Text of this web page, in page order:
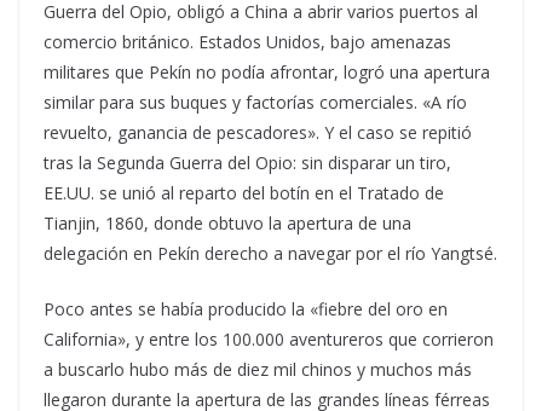
Guerra del Opio, obligó a China a abrir varios puertos al
comercio británico. Estados Unidos, bajo amenazas
militares que Pekín no podía afrontar, logró una apertura
similar para sus buques y factorías comerciales. «A río
revuelto, ganancia de pescadores». Y el caso se repitió
tras la Segunda Guerra del Opio: sin disparar un tiro,
EE.UU. se unió al reparto del botín en el Tratado de
Tianjin, 1860, donde obtuvo la apertura de una
delegación en Pekín derecho a navegar por el río Yangtsé.
Poco antes se había producido la «fiebre del oro en
California», y entre los 100.000 aventureros que corrieron
a buscarlo hubo más de diez mil chinos y muchos más
llegaron durante la apertura de las grandes líneas férreas